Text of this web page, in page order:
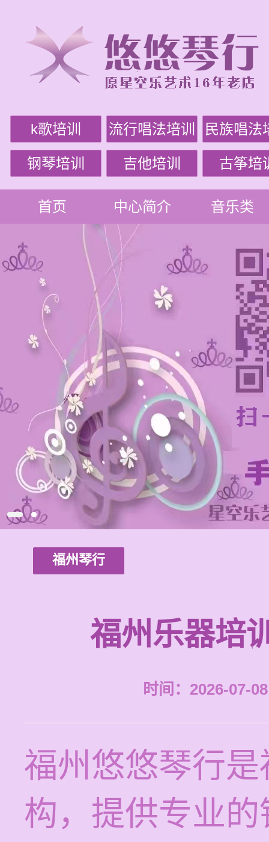
k歌培训 流行唱法培训 民族唱法
钢琴培训 吉他培训 古筝培
首页 中心简介 音乐类
福州琴行
福州乐器培
时间：2026-07-
福州悠悠琴行
构，提供专业